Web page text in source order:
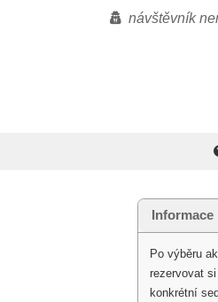
návštěvník
Informace
Po výběru
rezervovat
konkrétní